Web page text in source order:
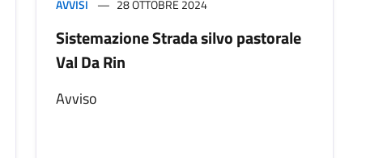
AVVISI 28 OTTOBRE 2024
Sistemazione Strada silvo pastorale
Val Da Rin
Avviso